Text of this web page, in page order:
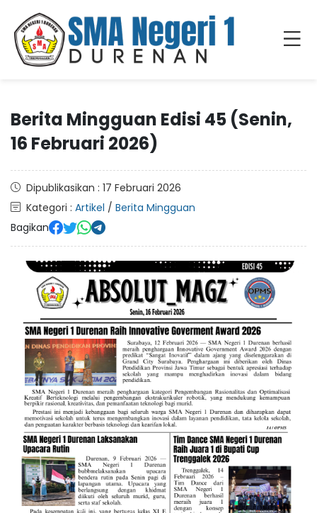
Berita Mingguan Edisi 45 (Senin,
16 Februari 2026)
Dipublikasikan : 17 Februari 2026
Kategori : Artikel / Berita Mingguan
Bagikan